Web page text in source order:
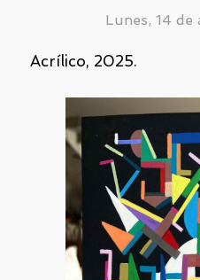
Lunes, 14
Acrílico, 2025.